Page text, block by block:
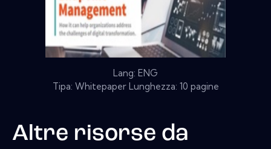
Lang: ENG
Tipa: Whitepaper Lunghezza: 10 pagine
Altre risorse da